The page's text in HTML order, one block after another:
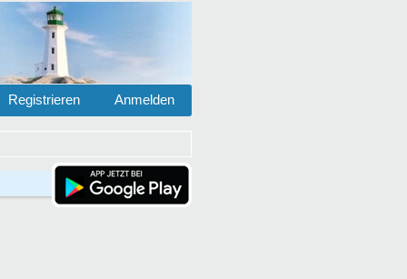
Anmelden
Registrieren